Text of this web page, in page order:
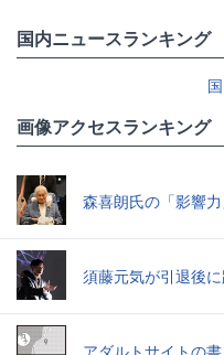
国内ニュースランキング
画像アクセスランキング
森喜朗氏の「影響
須藤元気が引退後